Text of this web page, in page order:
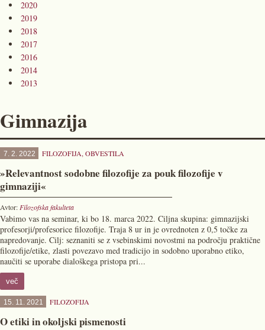
2020
2019
2018
2017
2016
2014
2013
Gimnazija
7. 2. 2022 FILOZOFIJA, OBVESTILA
»Relevantnost sodobne filozofije za pouk filozofije v
gimnaziji«
Avtor: Filozofska fakulteta
Vabimo vas na seminar, ki bo 18. marca 2022. Ciljna skupina: gimnazijski
profesorji/profesorice filozofije. Traja 8 ur in je ovrednoten z 0,5 točke za
napredovanje. Cilj: seznaniti se z vsebinskimi novostmi na področju praktične
filozofije/etike, zlasti povezavo med tradicijo in sodobno uporabno etiko,
naučiti se uporabe dialoškega pristopa pri...
več
15. 11. 2021 FILOZOFIJA
O etiki in okoljski pismenosti